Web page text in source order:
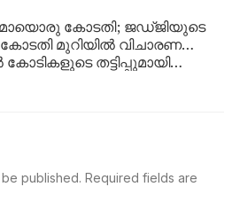
കോടതി; ജഡ്ജിയുടെ
മുറിയിൽ വിചാരണ…
തട്ടിപ്പുമായി
published. Required fields are